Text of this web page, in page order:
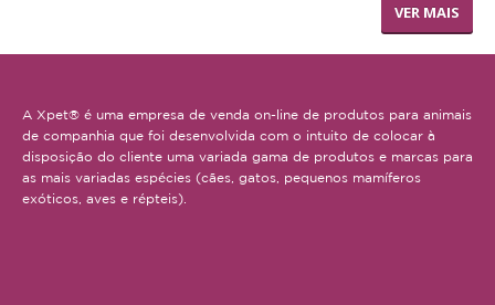
VER MAIS
A Xpet® é uma empresa de venda on-line de produtos para animais
de companhia que foi desenvolvida com o intuito de colocar à
disposição do cliente uma variada gama de produtos e marcas para
as mais variadas espécies (cães, gatos, pequenos mamíferos
exóticos, aves e répteis).